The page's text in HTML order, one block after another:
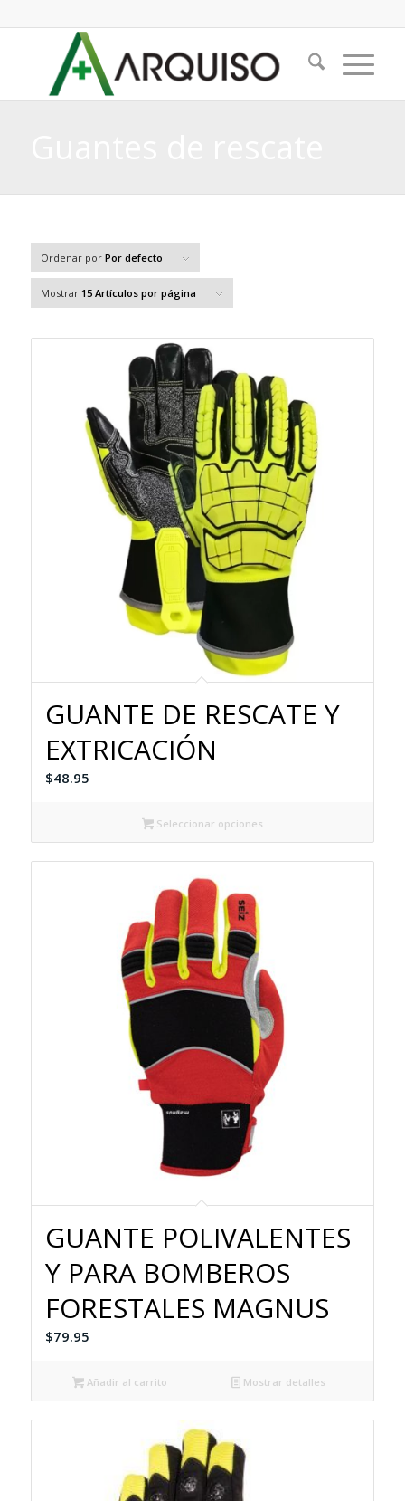
Ordenar por Por defecto
Mostrar 15 Artículos por página
GUANTE DE RESCATE Y
EXTRICACIÓN
$48.95
Seleccionar opciones
GUANTE POLIVALENTES
Y PARA BOMBEROS
FORESTALES MAGNUS
$79.95
Añadir al carrito Mostrar detalles